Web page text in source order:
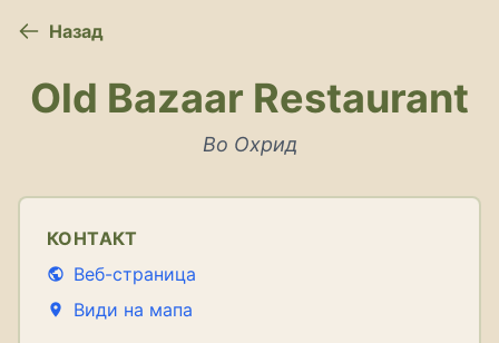
Назад
Old Bazaar Restaurant
Во Охрид
КОНТАКТ
Веб-страница
Види на мапа